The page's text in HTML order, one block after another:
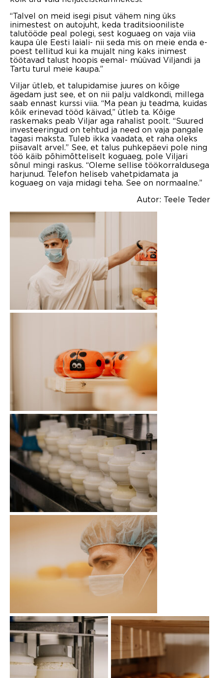
“Talvel on meid isegi pisut vähem ning üks
inimestest on autojuht, keda traditsiooniliste
talutööde peal polegi, sest koguaeg on vaja viia
kaupa üle Eesti laiali- nii seda mis on meie enda e-
poest tellitud kui ka mujalt ning kaks inimest
töötavad talust hoopis eemal- müüvad Viljandi ja
Tartu turul meie kaupa.”
Viljar ütleb, et talupidamise juures on kõige
ägedam just see, et on nii palju valdkondi, millega
saab ennast kurssi viia. “Ma pean ju teadma, kuidas
kõik erinevad tööd käivad,” ütleb ta. Kõige
raskemaks peab Viljar aga rahalist poolt. “Suured
investeeringud on tehtud ja need on vaja pangale
tagasi maksta. Tuleb ikka vaadata, et raha oleks
piisavalt arvel.” See, et talus puhkepäevi pole ning
töö käib põhimõtteliselt koguaeg, pole Viljari
sõnul mingi raskus. “Oleme sellise töökorraldusega
harjunud. Telefon heliseb vahetpidamata ja
koguaeg on vaja midagi teha. See on normaalne.”
Autor: Teele Teder